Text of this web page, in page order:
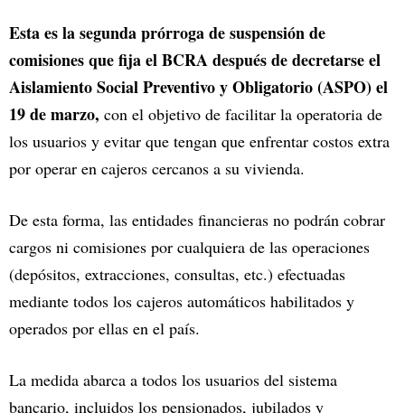
Esta es la segunda prórroga de suspensión de
comisiones que fija el BCRA después de decretarse el
Aislamiento Social Preventivo y Obligatorio (ASPO) el
19 de marzo, con el objetivo de facilitar la operatoria de
los usuarios y evitar que tengan que enfrentar costos extra
por operar en cajeros cercanos a su vivienda.
De esta forma, las entidades financieras no podrán cobrar
cargos ni comisiones por cualquiera de las operaciones
(depósitos, extracciones, consultas, etc.) efectuadas
mediante todos los cajeros automáticos habilitados y
operados por ellas en el país.
La medida abarca a todos los usuarios del sistema
bancario, incluidos los pensionados, jubilados y